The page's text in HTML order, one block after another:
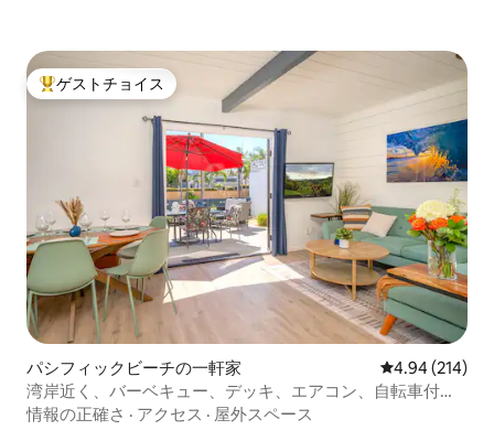
大好評のゲストチョイスです。
ゲストチョイス
パシフィックビーチの一軒家 レビュー214
4.94 (214)
湾岸近く、バーベキュー、デッキ、エアコン、自転車付き -
ビーチまでわずか！
情報の正確さ · アクセス · 屋外スペース